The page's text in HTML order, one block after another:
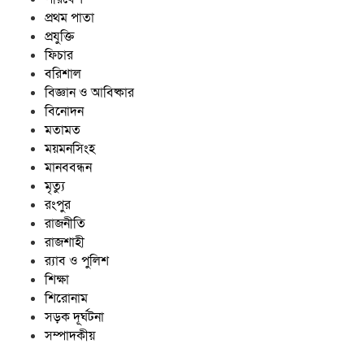
প্রথম পাতা
প্রযুক্তি
ফিচার
বরিশাল
বিজ্ঞান ও আবিষ্কার
বিনোদন
মতামত
ময়মনসিংহ
মানববন্ধন
মৃত্যু
রংপুর
রাজনীতি
রাজশাহী
র‍্যাব ও পুলিশ
শিক্ষা
শিরোনাম
সড়ক দূর্ঘটনা
সম্পাদকীয়